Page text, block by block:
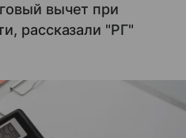
вычет при
рассказали "РГ"